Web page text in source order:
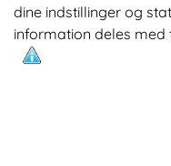
dine indstillinger og
information deles med
Odin R900 Romaskine
Odin S900 Spinningcykel